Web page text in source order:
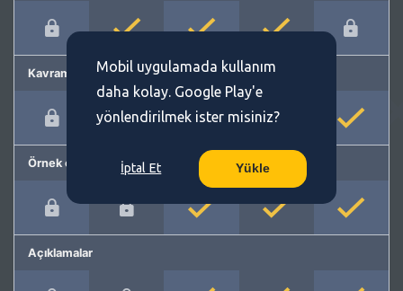
Kavram önerme
Örnek cümleler
Açıklamalar
Mobil uygulamada kullanım
daha kolay. Google Play'e
yönlendirilmek ister misiniz?
İptal Et Yükle